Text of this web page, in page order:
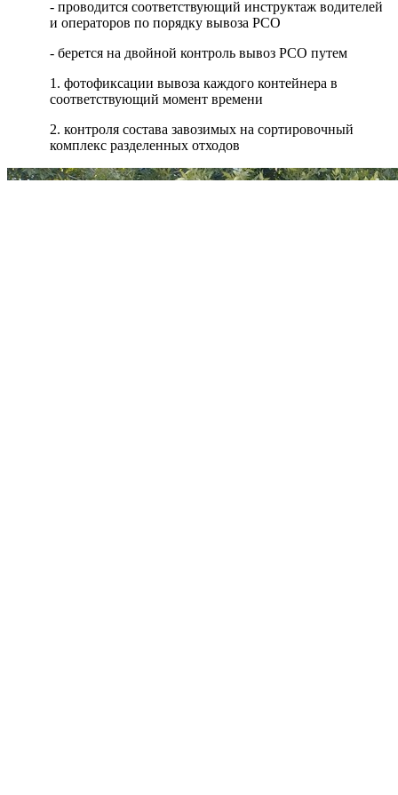
- проводится соответствующий инструктаж водителей
и операторов по порядку вывоза РСО
- берется на двойной контроль вывоз РСО путем
1. фотофиксации вывоза каждого контейнера в
соответствующий момент времени
2. контроля состава завозимых на сортировочный
комплекс разделенных отходов